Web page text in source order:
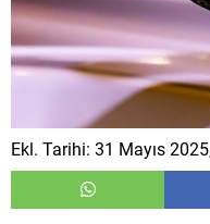
Ekl. Tarihi: 31 Mayıs